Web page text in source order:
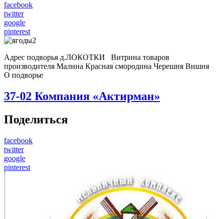
facebook
twitter
google
pinterest
Адрес подворья д.ЛОКОТКИ Витрина товаров
производителя Малина Красная смородина Черешня Вишня
О подворье
37-02 Компания «Актирман»
Поделиться
facebook
twitter
google
pinterest